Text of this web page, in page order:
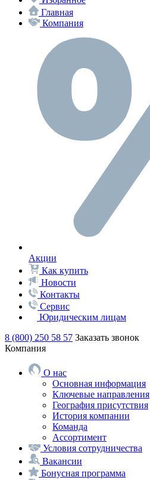
Главная
Компания
Акции
Как купить
Новости
Контакты
Сервис
Юридическим лицам
8 (800) 250 58 57 Заказать звонок
Компания
О нас
Основная информация
Ключевые направления
География присутствия
История компании
Команда
Ассортимент
Условия сотрудничества
Вакансии
Бонусная программа